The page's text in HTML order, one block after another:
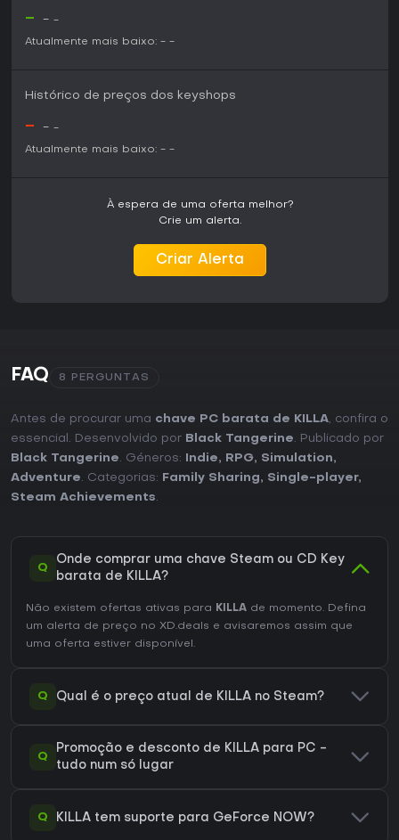
- - -
Atualmente mais baixo: - -
Histórico de preços dos keyshops
- - -
Atualmente mais baixo: - -
À espera de uma oferta melhor?
Crie um alerta.
Criar Alerta
FAQ 8 PERGUNTAS
Antes de procurar uma chave PC barata de KILLA, confira o
essencial. Desenvolvido por Black Tangerine. Publicado por
Black Tangerine. Géneros: Indie, RPG, Simulation,
Adventure. Categorias: Family Sharing, Single-player,
Steam Achievements.
Q
Onde comprar uma chave Steam ou CD Key
barata de KILLA?
Não existem ofertas ativas para KILLA de momento. Defina
um alerta de preço no XD.deals e avisaremos assim que
uma oferta estiver disponível.
Q Qual é o preço atual de KILLA no Steam?
Q
Promoção e desconto de KILLA para PC -
tudo num só lugar
Q KILLA tem suporte para GeForce NOW?